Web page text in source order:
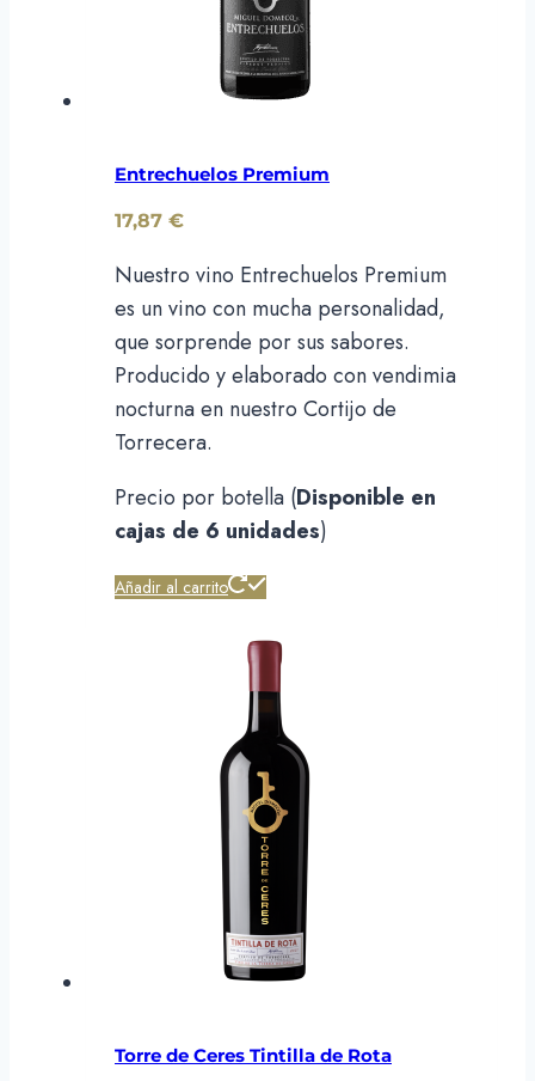
Entrechuelos Premium
17,87 €
Nuestro vino Entrechuelos Premium
es un vino con mucha personalidad,
que sorprende por sus sabores.
Producido y elaborado con vendimia
nocturna en nuestro Cortijo de
Torrecera.
Precio por botella (Disponible en
cajas de 6 unidades)
Añadir al carrito
Torre de Ceres Tintilla de Rota